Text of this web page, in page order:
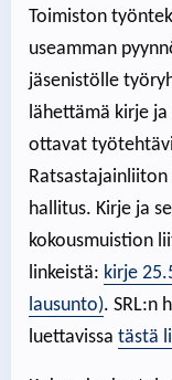
Toimiston
useamman
jäsenistölle
lähettämä kirje
ottavat
hallitus. Kirje ja
kokousmuistion
linkeistä: kirje
lausunto). SRL:n
luettavissa tästä